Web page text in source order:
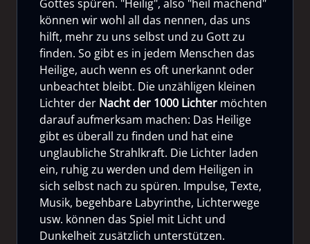
Gottes spüren. "Heilig", also "heil machend"
können wir wohl all das nennen, das uns
hilft, mehr zu uns selbst und zu Gott zu
finden. So gibt es in jedem Menschen das
Heilige, auch wenn es oft unerkannt oder
unbeachtet bleibt. Die unzähligen kleinen
Lichter der Nacht der 1000 Lichter möchten
darauf aufmerksam machen: Das Heilige
gibt es überall zu finden und hat eine
unglaubliche Strahlkraft. Die Lichter laden
ein, ruhig zu werden und dem Heiligen in
sich selbst nach zu spüren. Impulse, Texte,
Musik, begehbare Labyrinthe, Lichterwege
usw. können das Spiel mit Licht und
Dunkelheit zusätzlich unterstützen.